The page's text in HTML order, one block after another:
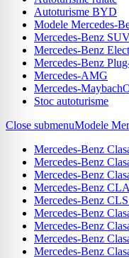
Autoturisme BYD
Modele Mercedes-
Mercedes-Benz
Mercedes-Benz
Mercedes-Benz
Mercedes-AMG
Mercedes-Maybach
Stoc autoturisme
Close submenuModele
Mercedes-Benz
Mercedes-Benz
Mercedes-Benz
Mercedes-Benz CLA
Mercedes-Benz
Mercedes-Benz
Mercedes-Benz
Mercedes-Benz
Mercedes-Benz